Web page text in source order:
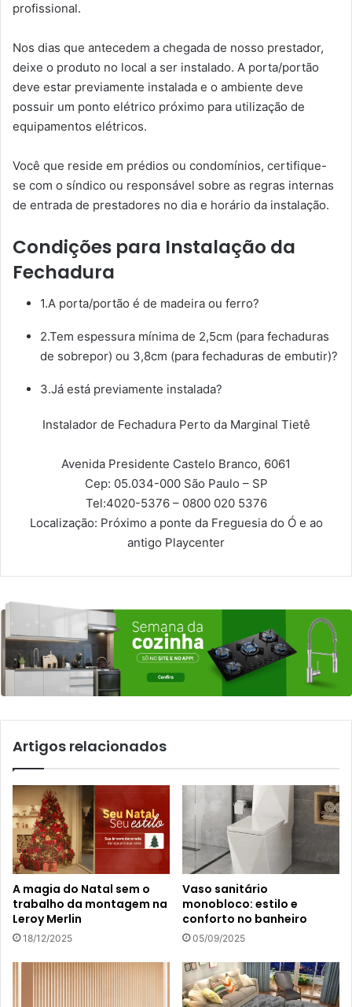
profissional.
Nos dias que antecedem a chegada de nosso prestador,
deixe o produto no local a ser instalado. A porta/portão
deve estar previamente instalada e o ambiente deve
possuir um ponto elétrico próximo para utilização de
equipamentos elétricos.
Você que reside em prédios ou condomínios, certifique-
se com o síndico ou responsável sobre as regras internas
de entrada de prestadores no dia e horário da instalação.
Condições para Instalação da
Fechadura
1.A porta/portão é de madeira ou ferro?
2.Tem espessura mínima de 2,5cm (para fechaduras
de sobrepor) ou 3,8cm (para fechaduras de embutir)?
3.Já está previamente instalada?
Instalador de Fechadura Perto da Marginal Tietê
Avenida Presidente Castelo Branco, 6061
Cep: 05.034-000 São Paulo – SP
Tel:4020-5376 – 0800 020 5376
Localização: Próximo a ponte da Freguesia do Ó e ao
antigo Playcenter
Artigos relacionados
A magia do Natal sem o
trabalho da montagem na
Leroy Merlin
18/12/2025
Vaso sanitário
monobloco: estilo e
conforto no banheiro
05/09/2025